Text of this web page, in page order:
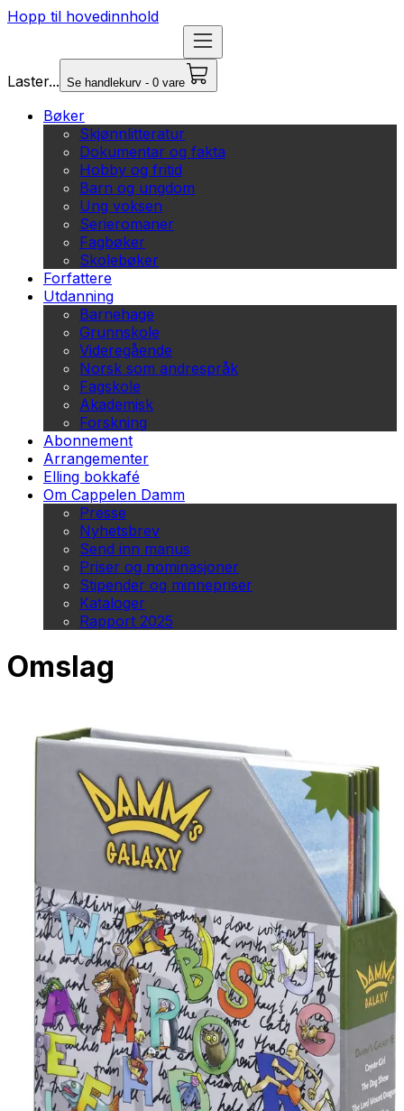
Hopp til hovedinnhold
Laster... Se handlekurv - 0 vare
Bøker
Skjønnlitteratur
Dokumentar og fakta
Hobby og fritid
Barn og ungdom
Ung voksen
Serieromaner
Fagbøker
Skolebøker
Forfattere
Utdanning
Barnehage
Grunnskole
Videregående
Norsk som andrespråk
Fagskole
Akademisk
Forskning
Abonnement
Arrangementer
Elling bokkafé
Om Cappelen Damm
Presse
Nyhetsbrev
Send inn manus
Priser og nominasjoner
Stipender og minnepriser
Kataloger
Rapport 2025
Omslag